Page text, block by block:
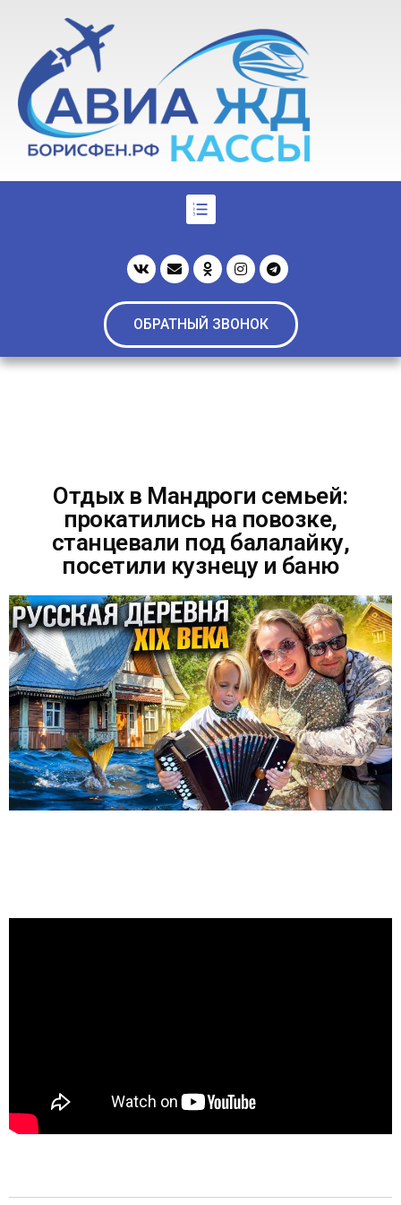
ОБРАТНЫЙ ЗВОНОК
Отдых в Мандроги семьей:
прокатились на повозке,
станцевали под балалайку,
посетили кузнецу и баню
ОТПРАВИТЬ